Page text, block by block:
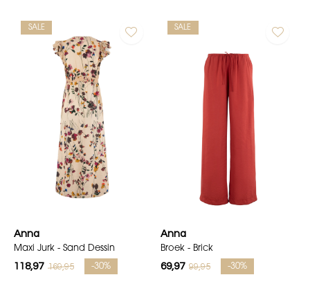
SALE
Anna
Maxi Jurk - Sand Dessin
118,97 169,95 -30%
SALE
Anna
Broek - Brick
69,97 99,95 -30%